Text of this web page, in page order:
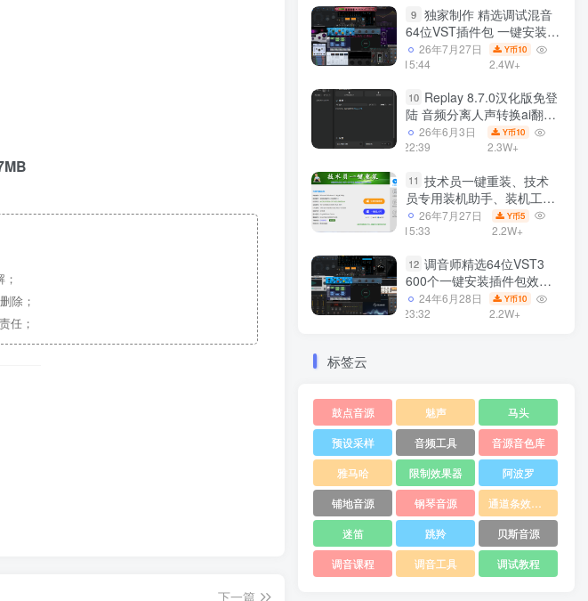
除；
任；
下一篇
9 独家制作 精选调试混音
64位VST插件包 一键安装
600个效果器合集v2.0 WiN
支持定制
26年7月27日
15:44
Y币10
2.4W+
10 Replay 8.7.0汉化版免登
陆 音频分离人声转换ai翻唱
支持50系显卡 一键安装
WiN
26年6月3日
22:39
Y币10
2.3W+
11 技术员一键重装、技术
员专用装机助手、装机工
具、电脑系统装机软件丶一
键安装系统
26年7月27日
15:33
Y币5
2.2W+
12 调音师精选64位VST3
600个一键安装插件包效果
器集合10G WiN
24年6月28日
23:32
Y币10
2.2W+
标签云
鼓点音源 魅声
马头
预设采样
音频工具
音源音色库
雅马哈
限制效果器
阿波罗
铺地音源
钢琴音源
通道条效果器
迷笛
跳羚
贝斯音源
调音课程
调音工具 调试教程